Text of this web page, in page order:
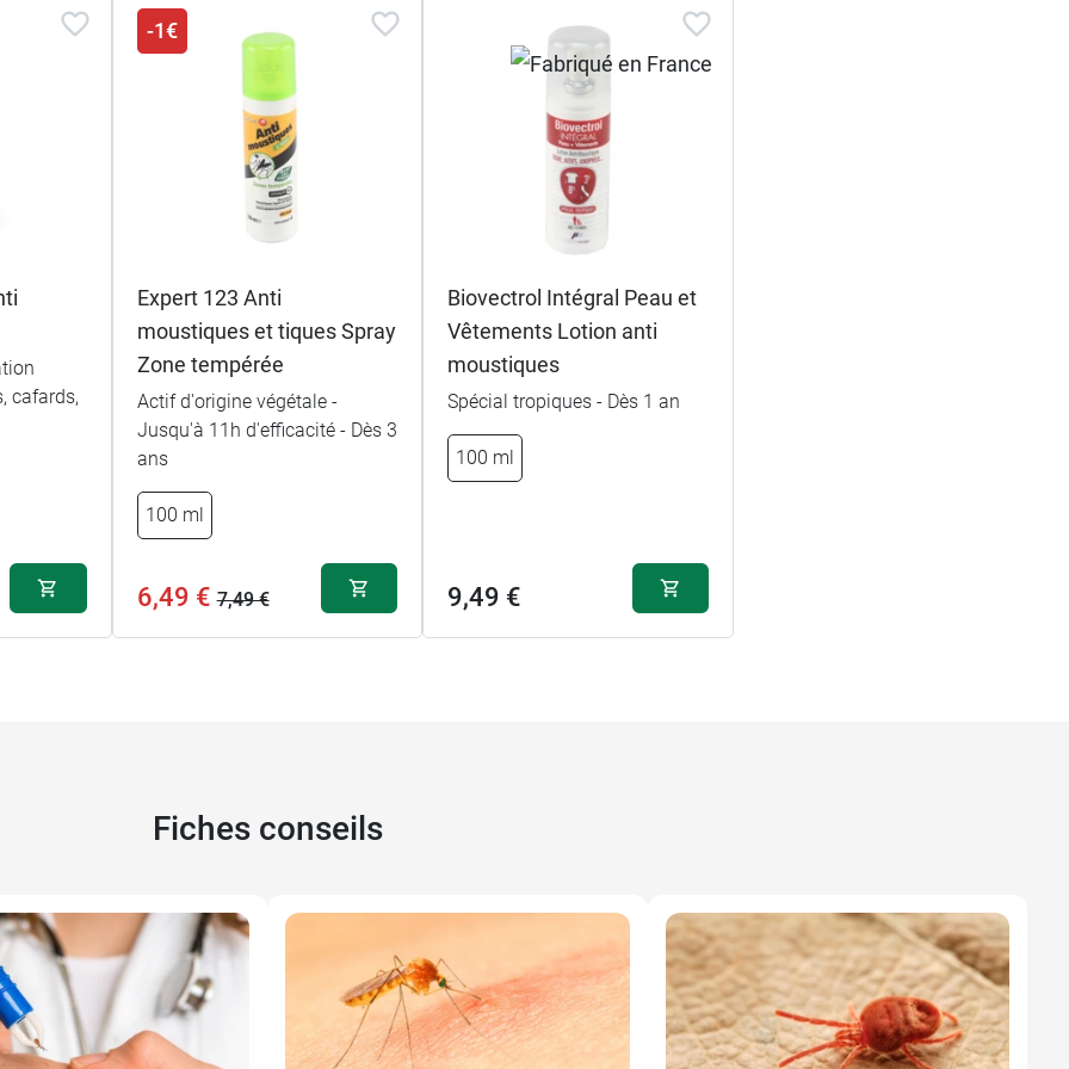
cafards,
-1€
Expert 123 Anti
moustiques et tiques Spray
Zone tempérée
Actif d'origine végétale -
Jusqu'à 11h d'efficacité - Dès 3
ans
100 ml
6,49 € 7,49 €
Biovectrol Intégral Peau et
Vêtements Lotion anti
moustiques
Spécial tropiques - Dès 1 an
100 ml
9,49 €
Fiches conseils